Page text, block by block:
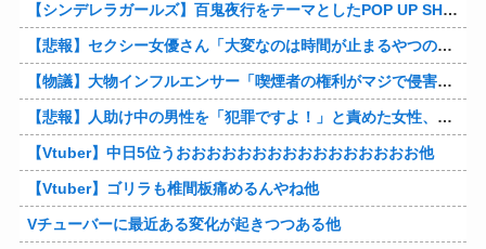
【シンデレラガールズ】百鬼夜行をテーマとしたPOP UP SHOPが東京・大阪にて開催
【悲報】セクシー女優さん「大変なのは時間が止まるやつの撮影」←ばらしてしまうｗ
【物議】大物インフルエンサー「喫煙者の権利がマジで侵害されてる。いくら税金払ってるんだ」他
【悲報】人助け中の男性を「犯罪ですよ！」と責めた女性、警察が来た瞬間逃げる他
【Vtuber】中日5位うおおおおおおおおおおおおおおおお他
【Vtuber】ゴリラも椎間板痛めるんやね他
Vチューバーに最近ある変化が起きつつある他